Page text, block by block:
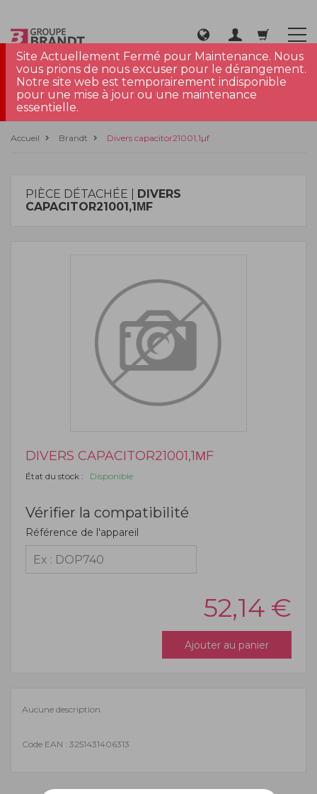
Site Actuellement Fermé pour Maintenance. Nous
vous prions de nous excuser pour le dérangement.
Notre site web est temporairement indisponible
pour une mise à jour ou une maintenance
essentielle.
Accueil Brandt Divers capacitor21001,1µf
PIÈCE DÉTACHÉE | DIVERS
CAPACITOR21001,1ΜF
DIVERS CAPACITOR21001,1ΜF
État du stock : Disponible
Vérifier la compatibilité
Référence de l'appareil
52,14 €
Ajouter au panier
Aucune description.
Code EAN : 3251431406313